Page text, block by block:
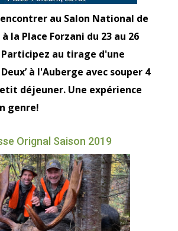
au Salon National de
la Place Forzani du 23 au 26
Participez au tirage d'une
à l'Auberge avec souper 4
déjeuner. Une expérience
genre!
Orignal Saison 2019